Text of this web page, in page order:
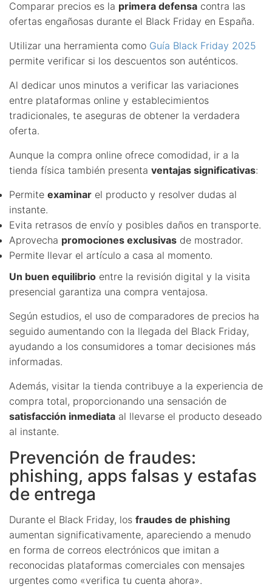
Comparar precios es la primera defensa contra las
ofertas engañosas durante el Black Friday en España.
Utilizar una herramienta como Guía Black Friday 2025
permite verificar si los descuentos son auténticos.
Al dedicar unos minutos a verificar las variaciones
entre plataformas online y establecimientos
tradicionales, te aseguras de obtener la verdadera
oferta.
Aunque la compra online ofrece comodidad, ir a la
tienda física también presenta ventajas significativas:
Permite examinar el producto y resolver dudas al
instante.
Evita retrasos de envío y posibles daños en transporte.
Aprovecha promociones exclusivas de mostrador.
Permite llevar el artículo a casa al momento.
Un buen equilibrio entre la revisión digital y la visita
presencial garantiza una compra ventajosa.
Según estudios, el uso de comparadores de precios ha
seguido aumentando con la llegada del Black Friday,
ayudando a los consumidores a tomar decisiones más
informadas.
Además, visitar la tienda contribuye a la experiencia de
compra total, proporcionando una sensación de
satisfacción inmediata al llevarse el producto deseado
al instante.
Prevención de fraudes:
phishing, apps falsas y estafas
de entrega
Durante el Black Friday, los fraudes de phishing
aumentan significativamente, apareciendo a menudo
en forma de correos electrónicos que imitan a
reconocidas plataformas comerciales con mensajes
urgentes como «verifica tu cuenta ahora».